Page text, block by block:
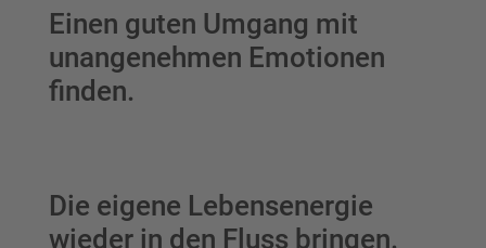
Einen guten Umgang mit
unangenehmen Emotionen
finden.
Die eigene Lebensenergie
wieder in den Fluss bringen.